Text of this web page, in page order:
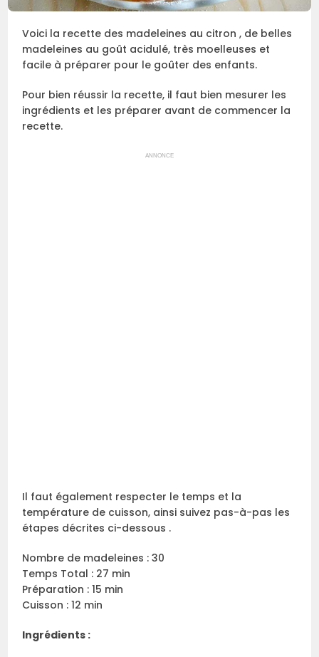
Voici la recette des madeleines au citron , de belles
madeleines au goût acidulé, très moelleuses et
facile à préparer pour le goûter des enfants.
Pour bien réussir la recette, il faut bien mesurer les
ingrédients et les préparer avant de commencer la
recette.
ANNONCE
Il faut également respecter le temps et la
température de cuisson, ainsi suivez pas-à-pas les
étapes décrites ci-dessous .
Nombre de madeleines : 30
Temps Total : 27 min
Préparation : 15 min
Cuisson : 12 min
Ingrédients :